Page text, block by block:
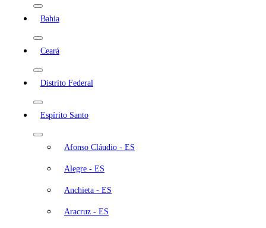
Bahia
Ceará
Distrito Federal
Espírito Santo
Afonso Cláudio - ES
Alegre - ES
Anchieta - ES
Aracruz - ES